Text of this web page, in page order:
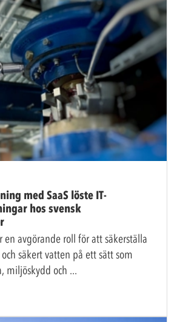
med SaaS löste IT-
hos svensk
en avgörande roll för att säkerställa
säkert vatten på ett sätt som
miljöskydd och